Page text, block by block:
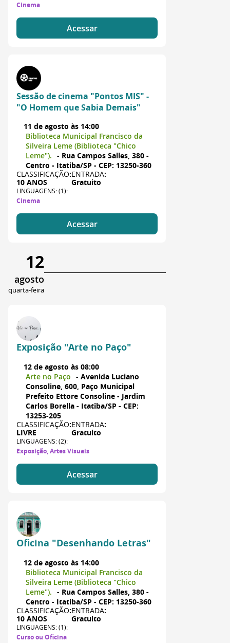
Cinema
Acessar
Sessão de cinema "Pontos MIS" -
"O Homem que Sabia Demais"
11 de agosto às 14:00
Biblioteca Municipal Francisco da
Silveira Leme (Biblioteca "Chico
Leme"). - Rua Campos Salles, 380 -
Centro - Itatiba/SP - CEP: 13250-360
CLASSIFICAÇÃO:
10 ANOS
ENTRADA:
Gratuito
LINGUAGENS: (1):
Cinema
Acessar
12
agosto
quarta-feira
Exposição "Arte no Paço"
12 de agosto às 08:00
Arte no Paço - Avenida Luciano
Consoline, 600, Paço Municipal
Prefeito Ettore Consoline - Jardim
Carlos Borella - Itatiba/SP - CEP:
13253-205
CLASSIFICAÇÃO:
LIVRE
ENTRADA:
Gratuito
LINGUAGENS: (2):
Exposição, Artes Visuais
Acessar
Oficina "Desenhando Letras"
12 de agosto às 14:00
Biblioteca Municipal Francisco da
Silveira Leme (Biblioteca "Chico
Leme"). - Rua Campos Salles, 380 -
Centro - Itatiba/SP - CEP: 13250-360
CLASSIFICAÇÃO:
10 ANOS
ENTRADA:
Gratuito
LINGUAGENS: (1):
Curso ou Oficina